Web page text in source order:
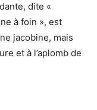
dite «
à foin », est
jacobine, mais
et à l’aplomb de